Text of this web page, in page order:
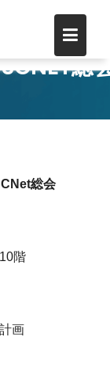
総
総会
10階
画